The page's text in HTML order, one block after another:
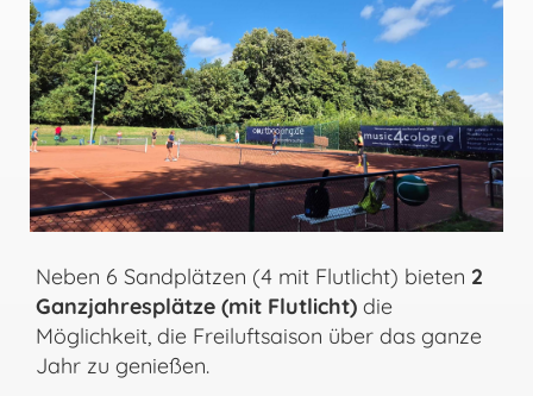
Neben 6 Sandplätzen (4 mit Flutlicht) bieten 2
Ganzjahresplätze (mit Flutlicht) die
Möglichkeit, die Freiluftsaison über das ganze
Jahr zu genießen.